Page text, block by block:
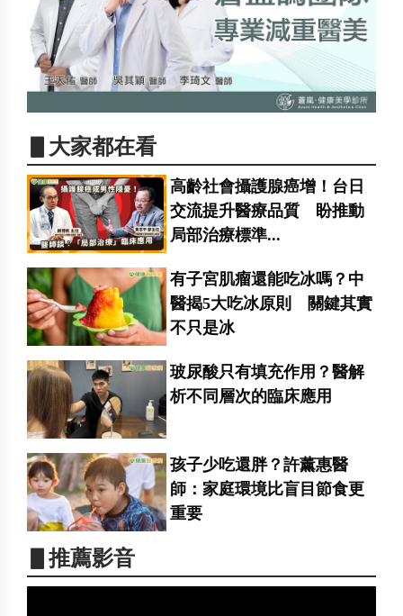
▋大家都在看
高齡社會攝護腺癌增！台日
交流提升醫療品質 盼推動
局部治療標準...
有子宮肌瘤還能吃冰嗎？中
醫揭5大吃冰原則 關鍵其實
不只是冰
玻尿酸只有填充作用？醫解
析不同層次的臨床應用
孩子少吃還胖？許薰惠醫
師：家庭環境比盲目節食更
重要
▋推薦影音